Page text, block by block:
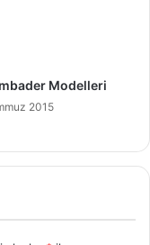
Modelleri
2015